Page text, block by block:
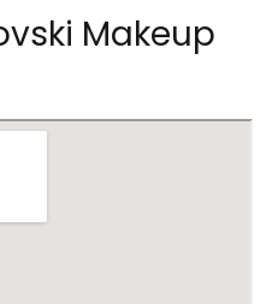
Makeup